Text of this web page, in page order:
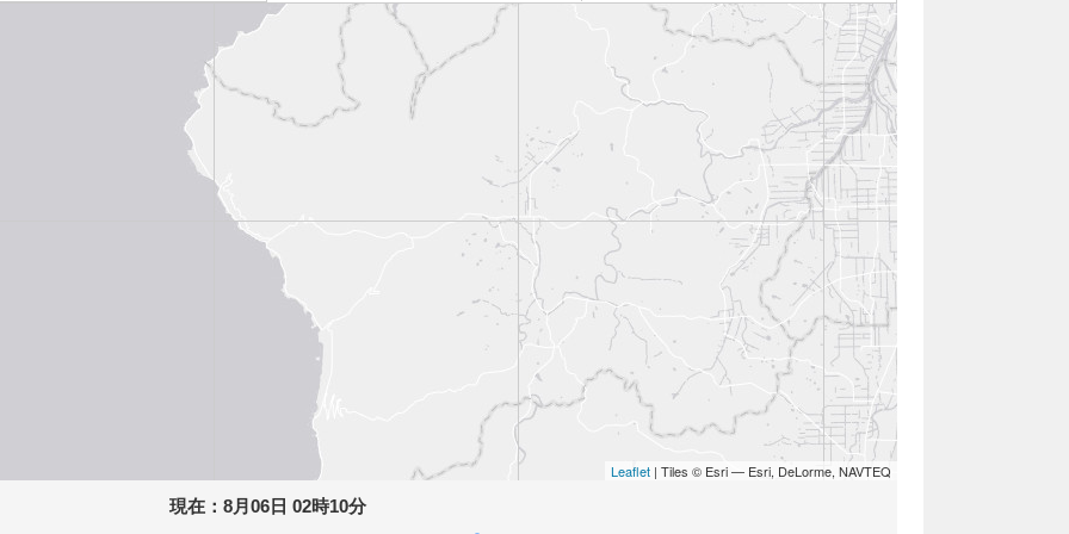
Leaflet | Tiles © Esri — Esri, DeLorme, NAVTEQ
現在： 8月06日 02時10分